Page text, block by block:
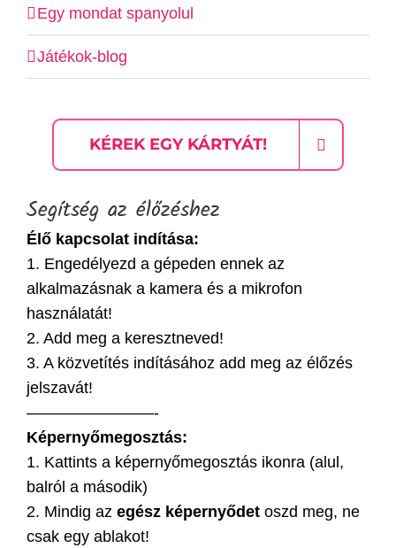
Egy mondat spanyolul
Játékok-blog
KÉREK EGY KÁRTYÁT!
Segítség az élőzéshez
Élő kapcsolat indítása:
1. Engedélyezd a gépeden ennek az
alkalmazásnak a kamera és a mikrofon
használatát!
2. Add meg a keresztneved!
3. A közvetítés indításához add meg az élőzés
jelszavát!
————————-
Képernyőmegosztás:
1. Kattints a képernyőmegosztás ikonra (alul,
balról a második)
2. Mindig az egész képernyődet oszd meg, ne
csak egy ablakot!